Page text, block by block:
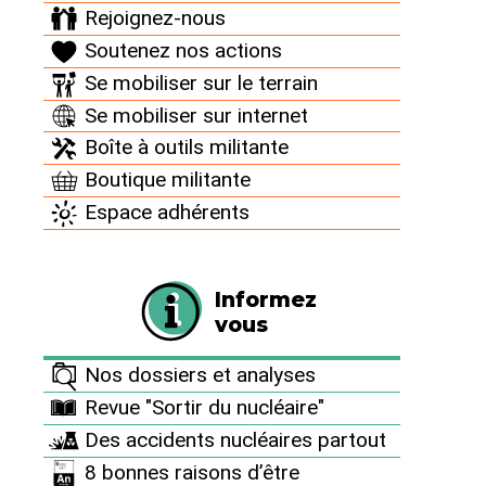
Rejoignez-nous
Soutenez nos actions
Se mobiliser sur le terrain
Se mobiliser sur internet
Boîte à outils militante
Boutique militante
Espace adhérents
Informez
vous
Nos dossiers et analyses
Revue "Sortir du nucléaire"
Des accidents nucléaires partout
8 bonnes raisons d’être
- Une infime minorité de la population s’est
rendue aux points de rendez-vous pour
l’évacuation, la plupart des gens préférant
rester chez eux
- Dans un gymnase censé accueillir 350
personnes, seules 25 se sont présentées.
- A la maison de quartier des Huttes, un des
quatre centres de regroupement des
personnes et 80 bus étaient mobilisés. Elle
n’a finalement accueilli que 41 personnes,
dont un quart étaient des employés de la
mairie…